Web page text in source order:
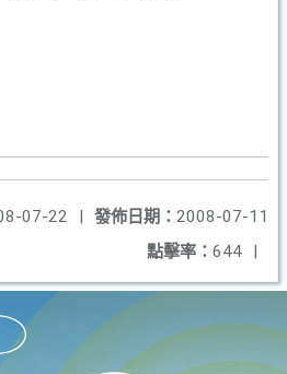
發佈日期： 2008-07-11
07-22
|
點擊率： 644 |